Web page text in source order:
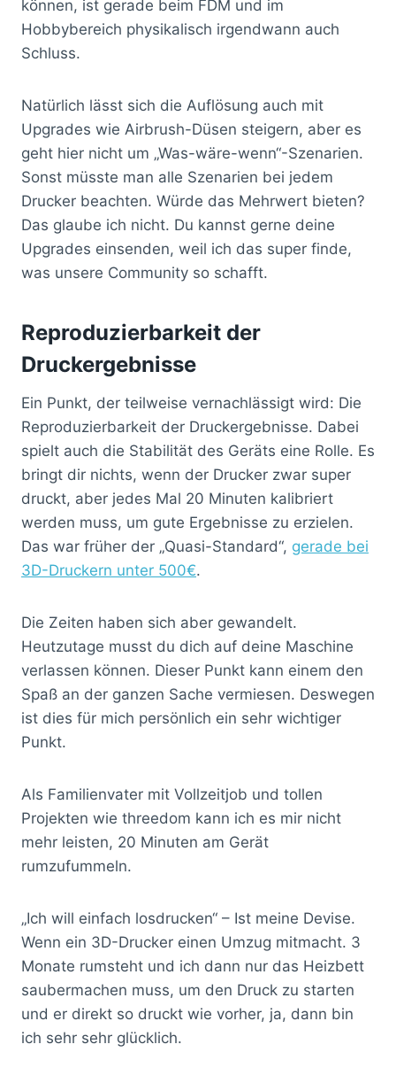
können, ist gerade beim FDM und im
Hobbybereich physikalisch irgendwann auch
Schluss.
Natürlich lässt sich die Auflösung auch mit
Upgrades wie Airbrush-Düsen steigern, aber es
geht hier nicht um „Was-wäre-wenn“-Szenarien.
Sonst müsste man alle Szenarien bei jedem
Drucker beachten. Würde das Mehrwert bieten?
Das glaube ich nicht. Du kannst gerne deine
Upgrades einsenden, weil ich das super finde,
was unsere Community so schafft.
Reproduzierbarkeit der
Druckergebnisse
Ein Punkt, der teilweise vernachlässigt wird: Die
Reproduzierbarkeit der Druckergebnisse. Dabei
spielt auch die Stabilität des Geräts eine Rolle. Es
bringt dir nichts, wenn der Drucker zwar super
druckt, aber jedes Mal 20 Minuten kalibriert
werden muss, um gute Ergebnisse zu erzielen.
Das war früher der „Quasi-Standard“, gerade bei
3D-Druckern unter 500€.
Die Zeiten haben sich aber gewandelt.
Heutzutage musst du dich auf deine Maschine
verlassen können. Dieser Punkt kann einem den
Spaß an der ganzen Sache vermiesen. Deswegen
ist dies für mich persönlich ein sehr wichtiger
Punkt.
Als Familienvater mit Vollzeitjob und tollen
Projekten wie threedom kann ich es mir nicht
mehr leisten, 20 Minuten am Gerät
rumzufummeln.
„Ich will einfach losdrucken“ – Ist meine Devise.
Wenn ein 3D-Drucker einen Umzug mitmacht. 3
Monate rumsteht und ich dann nur das Heizbett
saubermachen muss, um den Druck zu starten
und er direkt so druckt wie vorher, ja, dann bin
ich sehr sehr glücklich.